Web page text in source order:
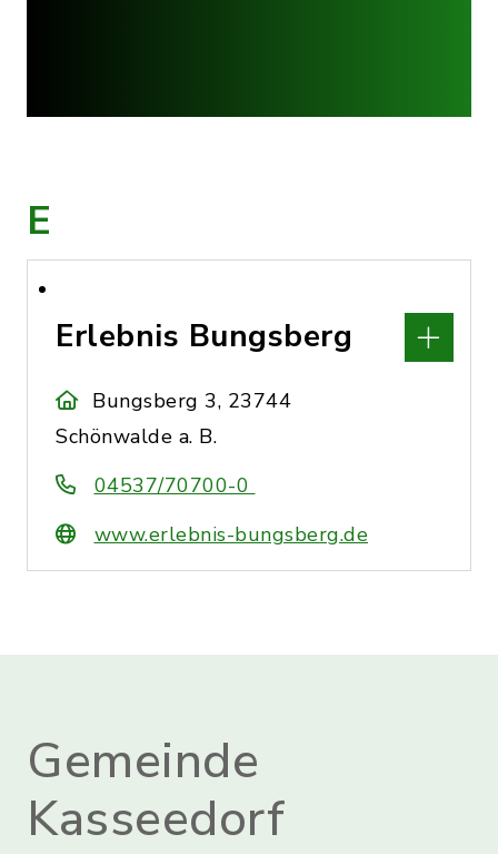
E
Erlebnis Bungsberg
Bungsberg 3, 23744
Schönwalde a. B.
04537/70700-0
www.erlebnis-bungsberg.de
Gemeinde
Kasseedorf